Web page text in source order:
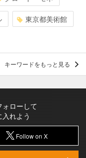
東京都美術館
キーワードをもっと見る
ローして
れよう
Follow on X